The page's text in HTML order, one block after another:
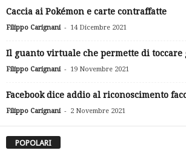
Caccia ai Pokémon e carte contraffatte
Filippo Carignani - 14 Dicembre 2021
Il guanto virtuale che permette di toccare
Filippo Carignani - 19 Novembre 2021
Facebook dice addio al riconoscimento
Filippo Carignani - 2 Novembre 2021
POPOLARI